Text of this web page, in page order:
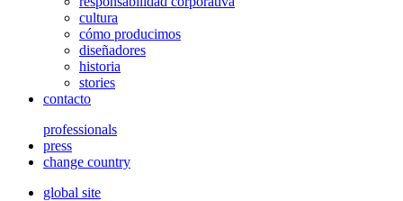
cultura
cómo producimos
diseñadores
historia
stories
contacto
professionals
press
change country
global site